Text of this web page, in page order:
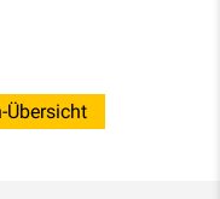
Übersicht